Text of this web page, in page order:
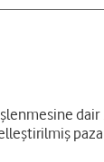
dair